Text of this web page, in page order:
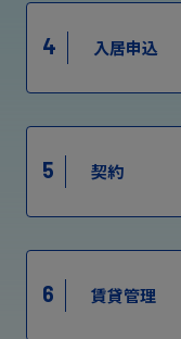
4 入居申込
5 契約
6 賃貸管理